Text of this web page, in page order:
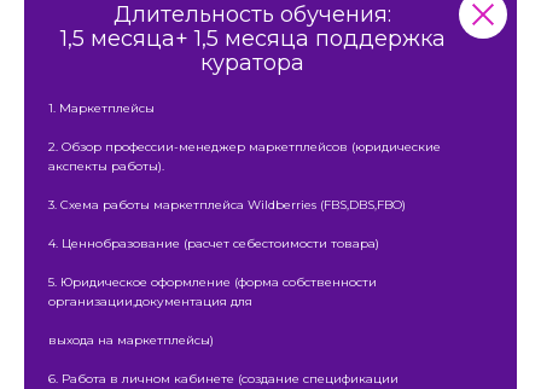
Длительность обучения:
1,5 месяца+ 1,5 месяца поддержка
куратора
1. Маркетплейсы
2. Обзор профессии-менеджер маркетплейсов (юридические
акспекты работы).
3. Схема работы маркетплейса Wildberries (FBS,DBS,FBO)
4. Ценнобразование (расчет себестоимости товара)
5. Юридическое оформление (форма собственности
организации,документация для
выхода на маркетплейсы)
6. Работа в личном кабинете (создание спецификации